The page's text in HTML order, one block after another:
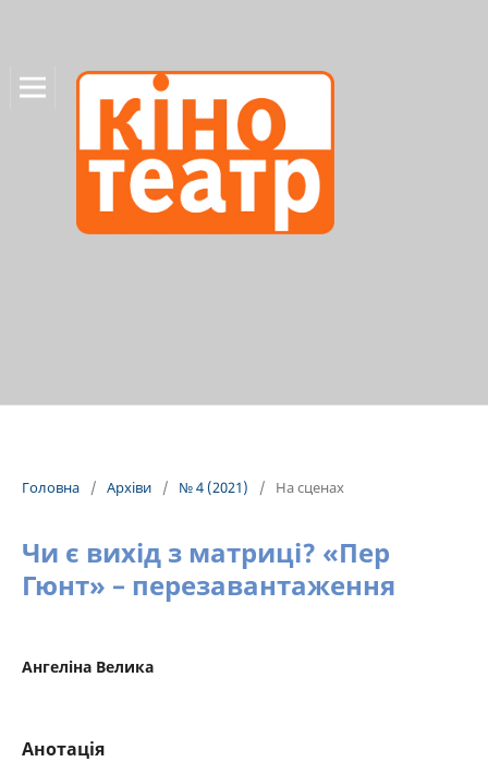
Головна / Архіви / № 4 (2021) / На сценах
Чи є вихід з матриці? «Пер
Гюнт» – перезавантаження
Ангеліна Велика
Анотація